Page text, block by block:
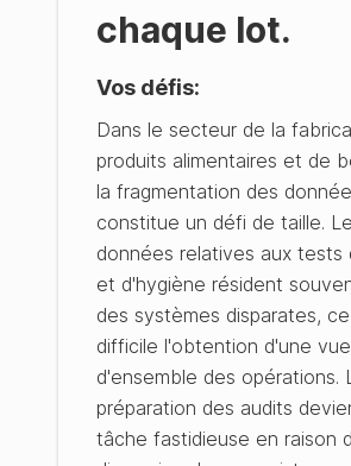
chaque lot.
Vos défis:
Dans le secteur de la
produits alimentaires et de
la fragmentation des
constitue un défi de taille.
données relatives aux tests
et d'hygiène résident
des systèmes disparates,
difficile l'obtention d'une vue
d'ensemble des opérations.
préparation des audits
tâche fastidieuse en raison